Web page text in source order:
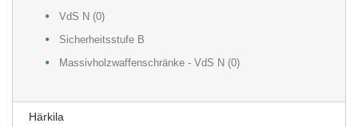
VdS N (0)
Sicherheitsstufe B
Massivholzwaffenschränke - VdS N (0)
Härkila